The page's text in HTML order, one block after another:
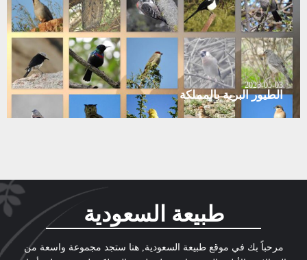
2023-05-03
الطيور البرية بالمملكة
طبيعة السعودية
مرحباً بك في موقع طبيعة السعودية, هنا ستجد مجموعة واسعة من